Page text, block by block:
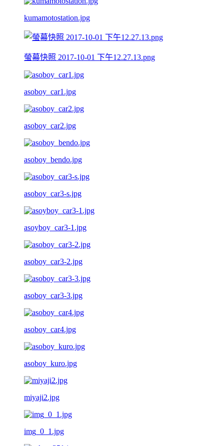
kumamotostation.jpg
螢幕快照 2017-10-01 下午12.27.13.png
asoboy_car1.jpg
asoboy_car2.jpg
asoboy_bendo.jpg
asoboy_car3-s.jpg
asoyboy_car3-1.jpg
asoboy_car3-2.jpg
asoboy_car3-3.jpg
asoboy_car4.jpg
asoboy_kuro.jpg
miyaji2.jpg
img_0_1.jpg